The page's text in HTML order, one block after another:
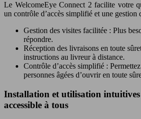
Le WelcomeEye Connect 2 facilite votre
un contrôle d’accès simplifié et une gestion
Gestion des visites facilitée : Plus
répondre.
Réception des livraisons en toute
instructions au livreur à distance.
Contrôle d’accès simplifié :
personnes âgées d’ouvrir en toute
Installation et utilisation
accessible à tous